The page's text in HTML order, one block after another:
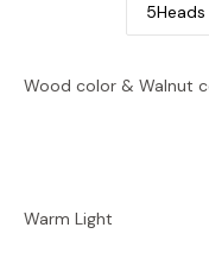
Wood color & Walnut
Warm Light